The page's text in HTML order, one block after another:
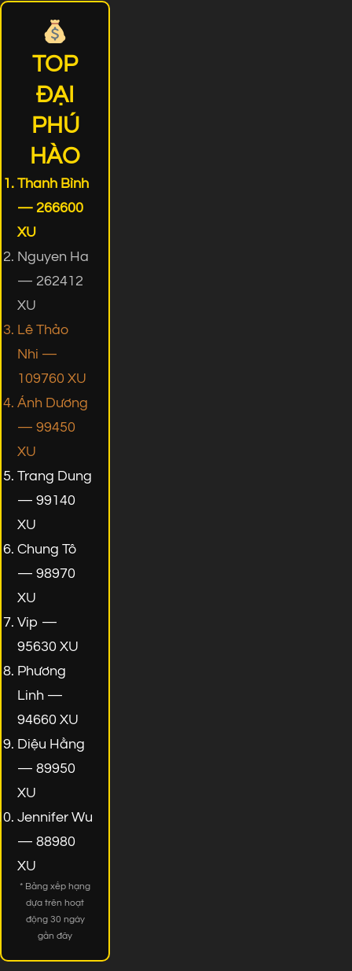
TOP
ĐẠI
PHÚ
HÀO
Thanh Bình
— 266600
XU
Nguyen Ha
— 262412
XU
Lê Thảo
Nhi —
109760 XU
Ánh Dương
— 99450
XU
Trang Dung
— 99140
XU
Chung Tô
— 98970
XU
Vip —
95630 XU
Phương
Linh —
94660 XU
Diệu Hằng
— 89950
XU
Jennifer Wu
— 88980
XU
* Bảng xếp hạng
dựa trên hoạt
động 30 ngày
gần đây